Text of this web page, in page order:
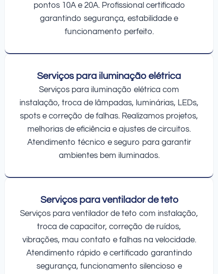
pontos 10A e 20A. Profissional certificado
garantindo segurança, estabilidade e
funcionamento perfeito.
Serviços para iluminação elétrica
Serviços para iluminação elétrica com
instalação, troca de lâmpadas, luminárias, LEDs,
spots e correção de falhas. Realizamos projetos,
melhorias de eficiência e ajustes de circuitos.
Atendimento técnico e seguro para garantir
ambientes bem iluminados.
Serviços para ventilador de teto
Serviços para ventilador de teto com instalação,
troca de capacitor, correção de ruídos,
vibrações, mau contato e falhas na velocidade.
Atendimento rápido e certificado garantindo
segurança, funcionamento silencioso e